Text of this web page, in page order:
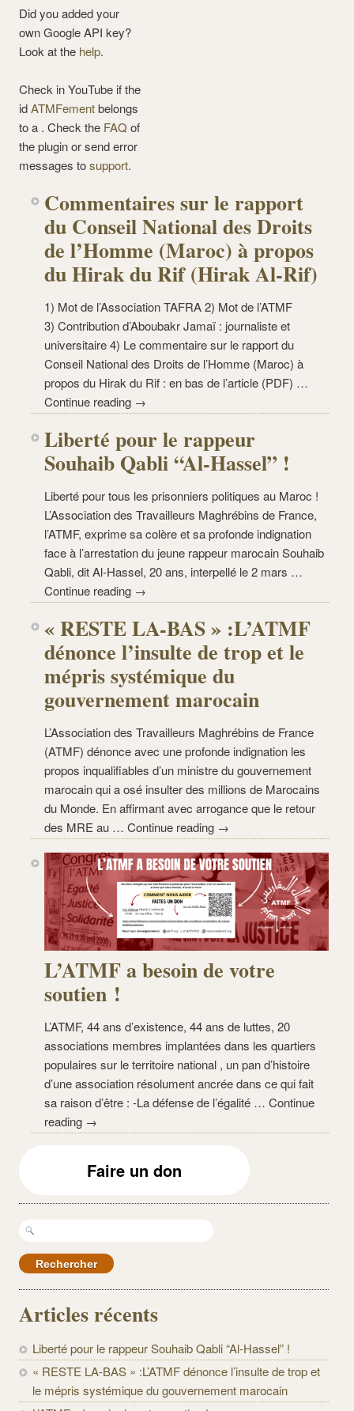
Did you added your
own Google API key?
Look at the help.
Check in YouTube if the
idATMFementbelongs
to a . Check the FAQ of
the plugin or send error
messages tosupport.
Commentaires sur le rapport
du Conseil National des Droits
de l’Homme (Maroc) à propos
du Hirak du Rif (Hirak Al-Rif)
1) Mot de l’Association TAFRA 2) Mot de l’ATMF
3) Contribution d’Aboubakr Jamaï : journaliste et
universitaire 4) Le commentaire sur le rapport du
Conseil National des Droits de l’Homme (Maroc) à
propos du Hirak du Rif : en bas de l’article (PDF) …
Continue reading →
Liberté pour le rappeur
Souhaib Qabli “Al-Hassel” !
Liberté pour tous les prisonniers politiques au Maroc !
L’Association des Travailleurs Maghrébins de France,
l’ATMF, exprime sa colère et sa profonde indignation
face à l’arrestation du jeune rappeur marocain Souhaib
Qabli, dit Al-Hassel, 20 ans, interpellé le 2 mars …
Continue reading →
« RESTE LA-BAS » :L’ATMF
dénonce l’insulte de trop et le
mépris systémique du
gouvernement marocain
L’Association des Travailleurs Maghrébins de France
(ATMF) dénonce avec une profonde indignation les
propos inqualifiables d’un ministre du gouvernement
marocain qui a osé insulter des millions de Marocains
du Monde. En affirmant avec arrogance que le retour
des MRE au … Continue reading →
L’ATMF a besoin de votre
soutien !
L’ATMF, 44 ans d’existence, 44 ans de luttes, 20
associations membres implantées dans les quartiers
populaires sur le territoire national , un pan d’histoire
d’une association résolument ancrée dans ce qui fait
sa raison d’être : -La défense de l’égalité … Continue
reading →
Faire un don
Rechercher :
Articles récents
Liberté pour le rappeur Souhaib Qabli “Al-Hassel” !
« RESTE LA-BAS » :L’ATMF dénonce l’insulte de trop et
le mépris systémique du gouvernement marocain